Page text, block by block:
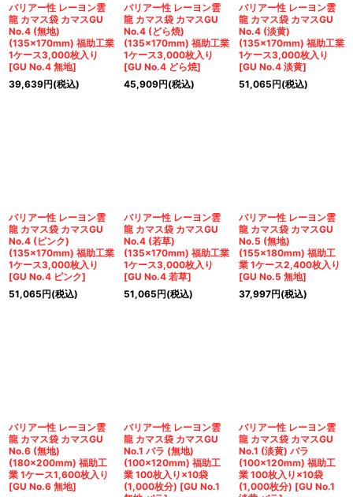
バリアー性 レーヨン雲
龍 カマス袋 カマスGU
No.4 (無地)
(135×170mm) 福助工業
1ケース3,000枚入り
[GU No.4 無地]
39,639円(税込)
バリアー性 レーヨン雲
龍 カマス袋 カマスGU
No.4 (どら焼)
(135×170mm) 福助工業
1ケース3,000枚入り
[GU No.4 どら焼]
45,909円(税込)
バリアー性 レーヨン雲
龍 カマス袋 カマスGU
No.4 (淡黄)
(135×170mm) 福助工業
1ケース3,000枚入り
[GU No.4 淡黄]
51,065円(税込)
バリアー性 レーヨン雲
龍 カマス袋 カマスGU
No.4 (ピンク)
(135×170mm) 福助工業
1ケース3,000枚入り
[GU No.4 ピンク]
51,065円(税込)
バリアー性 レーヨン雲
龍 カマス袋 カマスGU
No.4 (若草)
(135×170mm) 福助工業
1ケース3,000枚入り
[GU No.4 若草]
51,065円(税込)
バリアー性 レーヨン雲
龍 カマス袋 カマスGU
No.5 (無地)
(155×180mm) 福助工
業 1ケース2,400枚入り
[GU No.5 無地]
37,997円(税込)
バリアー性 レーヨン雲
龍 カマス袋 カマスGU
No.6 (無地)
(180×200mm) 福助工
業 1ケース1,600枚入り
[GU No.6 無地]
バリアー性 レーヨン雲
龍 カマス袋 カマスGU
No.1 バラ (無地)
(100×120mm) 福助工
業 100枚入り×10袋
(1,000枚分) [GU No.1
バリアー性 レーヨン雲
龍 カマス袋 カマスGU
No.1 (淡黄) バラ
(100×120mm) 福助工
業 100枚入り×10袋
(1,000枚分) [GU No.1